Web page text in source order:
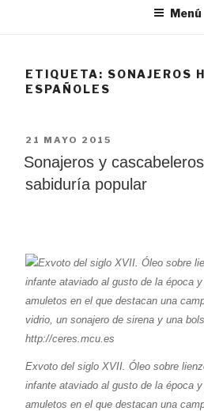
Menú
ETIQUETA: SONAJEROS
ESPAÑOLES
PUBLICADO
EL
21 MAYO 2015
Sonajeros y
sabiduría popular
Exvoto del siglo XVII. Óleo sobre
infante ataviado al gusto de la época
amuletos en el que destacan una